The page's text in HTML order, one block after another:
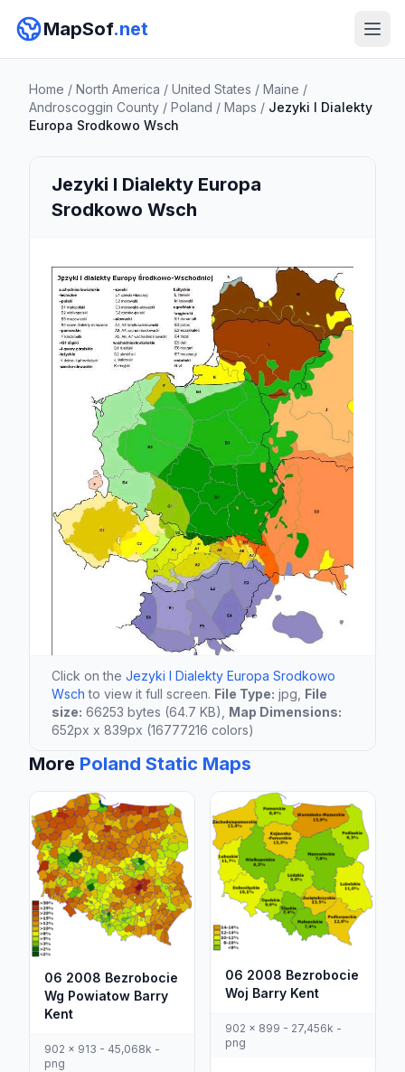
MapSof.net
Home / North America / United States / Maine /
Androscoggin County / Poland / Maps / Jezyki I Dialekty
Europa Srodkowo Wsch
Jezyki I Dialekty Europa
Srodkowo Wsch
Click on the Jezyki I Dialekty Europa Srodkowo
Wsch to view it full screen. File Type: jpg, File
size: 66253 bytes (64.7 KB), Map Dimensions:
652px x 839px (16777216 colors)
More Poland Static Maps
06 2008 Bezrobocie
Wg Powiatow Barry
Kent
902 x 913 - 45,068k -
png
06 2008 Bezrobocie
Woj Barry Kent
902 x 899 - 27,456k -
png